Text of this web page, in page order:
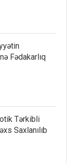
Fədakarlıq
Tərkibli
Saxlanılıb